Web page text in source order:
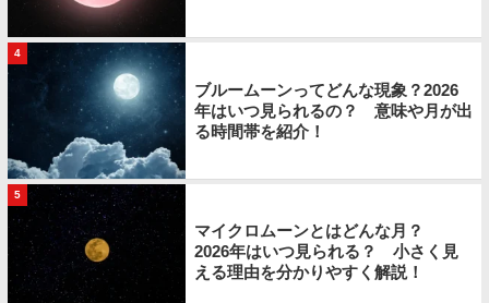
4
ブルームーンってどんな現象？2026
年はいつ見られるの？ 意味や月が出
る時間帯を紹介！
5
マイクロムーンとはどんな月？
2026年はいつ見られる？ 小さく見
える理由を分かりやすく解説！